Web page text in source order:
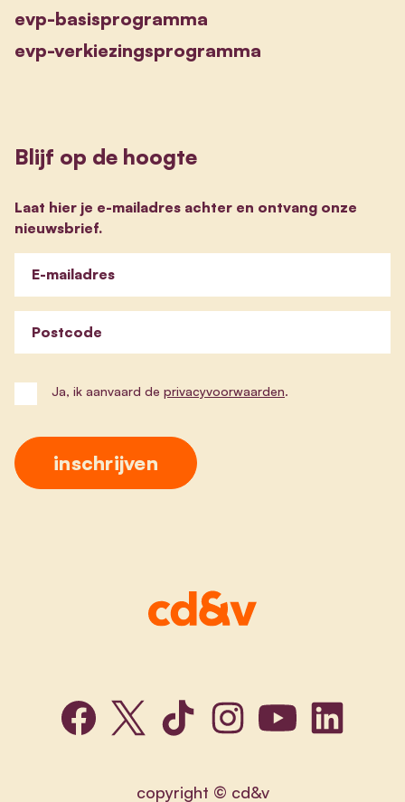
evp-basisprogramma
evp-verkiezingsprogramma
Blijf op de hoogte
Laat hier je e-mailadres achter en ontvang onze
nieuwsbrief.
E-mailadres
Postcode
Ja, ik aanvaard de privacyvoorwaarden.
copyright © cd&v